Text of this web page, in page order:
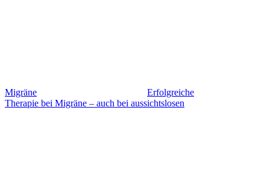
Migräne
Erfolgreiche
Therapie bei Migräne – auch bei aussichtslosen